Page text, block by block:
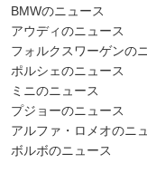
BMWのニュース
アウディのニュース
フォルクスワーゲンの
ポルシェのニュース
ミニのニュース
プジョーのニュース
アルファ・ロメオのニ
ボルボのニュース